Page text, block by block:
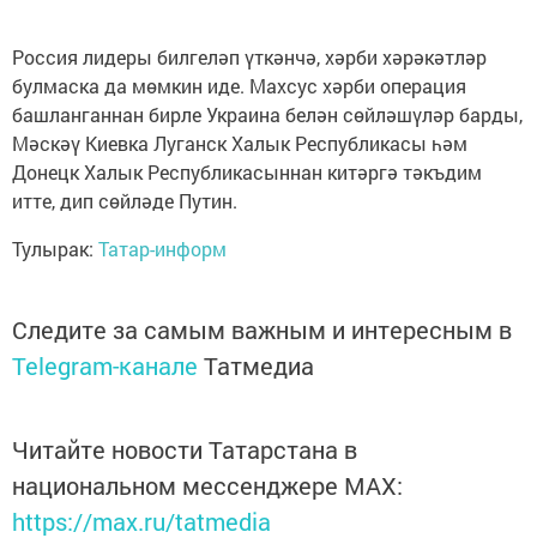
Россия лидеры билгеләп үткәнчә, хәрби хәрәкәтләр
булмаска да мөмкин иде. Махсус хәрби операция
башланганнан бирле Украина белән сөйләшүләр барды,
Мәскәү Киевка Луганск Халык Республикасы һәм
Донецк Халык Республикасыннан китәргә тәкъдим
итте, дип сөйләде Путин.
Тулырак: Татар-информ
Следите за самым важным и интересным в
Telegram-канале Татмедиа
Читайте новости Татарстана в
национальном мессенджере MАХ:
https://max.ru/tatmedia